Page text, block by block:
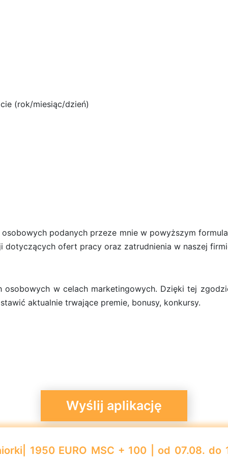
(rok/miesiąc/dzień)
podanych przeze mnie w powyższym
ofert pracy oraz zatrudnienia w naszej
osobowych w celach marketingowych. Dzięki tej
aktualnie trwające premie, bonusy, konkursy.
1950 EURO MSC + 100 | od 07.08. do